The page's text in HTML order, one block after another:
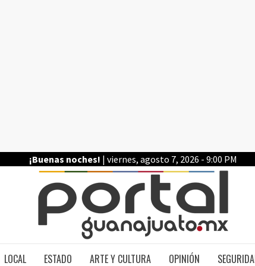
¡Buenas noches! | viernes, agosto 7, 2026 - 9:00 PM
LOCAL ESTADO ARTE Y CULTURA OPINIÓN